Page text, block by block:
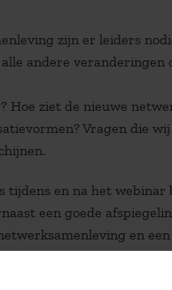
zijn er leiders
andere veranderingen
Hoe ziet de nieuwe
Vragen die
en na het webinar
een goede
en
directies, managers en